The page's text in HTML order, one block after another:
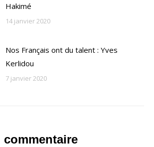
Hakimé
14 janvier 2020
Nos Français ont du talent : Yves
Kerlidou
7 janvier 2020
commentaire